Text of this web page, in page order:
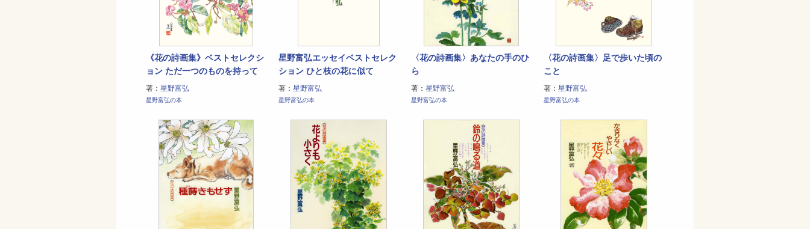
《花の詩画集》ベストセレクシ
ョン ただ一つのものを持って
著： 星野富弘
星野富弘の本
星野富弘エッセイベストセレク
ション ひと枝の花に似て
著： 星野富弘
星野富弘の本
〈花の詩画集〉あなたの手のひ
ら
著： 星野富弘
星野富弘の本
〈花の詩画集〉足で歩いた頃の
こと
著： 星野富弘
星野富弘の本